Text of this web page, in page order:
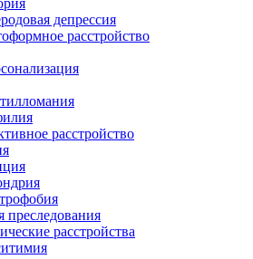
депрессия
расстройство
расстройство
преследования
расстройства